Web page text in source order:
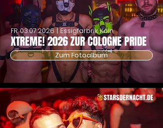
XTREME! 2026 ZUR COLOGNE PRIDE
FR03.07.2026| Essigfarbrik Köln
Zum Fotoalbum